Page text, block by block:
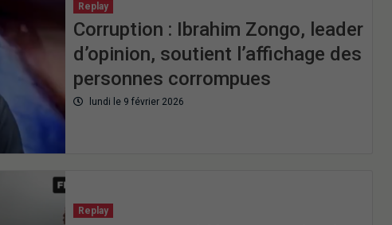
Replay
Corruption : Ibrahim Zongo, leader
d’opinion, soutient l’affichage des
personnes corrompues
lundi le 9 février 2026
Replay